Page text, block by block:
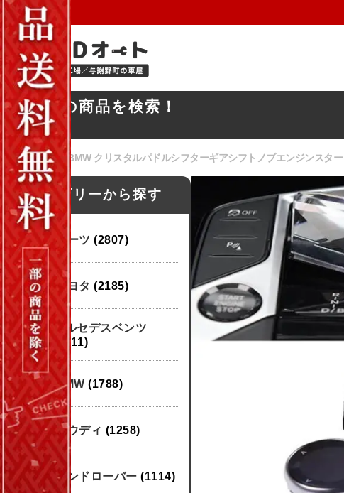
お探しの商品を検索！
ホーム/BMW / BMW クリスタルパドルシフターギアシフトノブエンジンスタ
カテゴリーから探す
パーツ (2807)
トヨタ (2185)
メルセデスベンツ
(1911)
BMW (1788)
アウディ (1258)
ランドローバー (1114)